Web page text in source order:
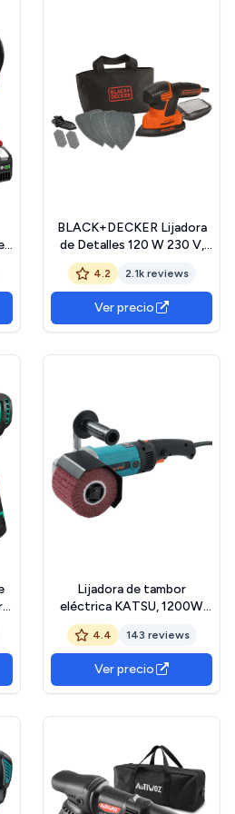
BLACK+DECKER Lijadora
de Detalles 120 W 230 V,
KA2000
4.2 2.1k reviews
Ver precio
Lijadora de tambor
eléctrica KATSU, 1200W
230V Pulidora de velocidad
variable Pulidora Máquina de
dibujo de bruñido 100093
4.4 143 reviews
Ver precio